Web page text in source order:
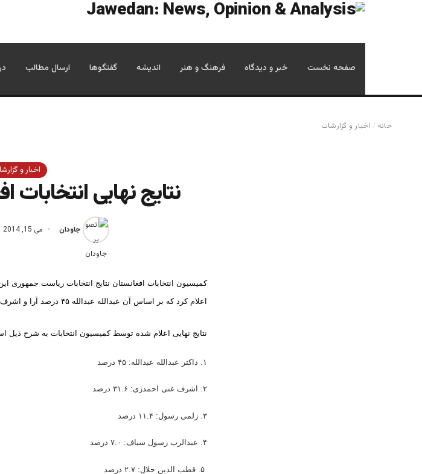
صفحه نخست خبر و دیدگاه فرهنگ و هنر اندیشه گفتگوها ارسال مطالب
خانه / اخبار و گزارشات
اخبار و
نتایج نهایی
جاودان می 15, 2014
کمیسیون انتخابات افغانستان نتایج انتخابات ریاست جمهوری
اعلام کرد که بر اساس آن عبدالله عبدالله ۴۵ درصد آرا و اشرف غنی احمد زی ۳۱.۶ درصد آرا به خود اختصاص دادند.
نتایج نهایی اعلام شده توسط کمیسیون انتخابات به شرح ذیل
۱. داکتر عبدالله عبدالله: ۴۵ درصد
۲. اشرف غنی احمدزی: ۳۱.۶ درصد
۳. زلمی رسول: ۱۱.۴ درصد
۴. عبدالرب رسول سیاف: ۷.۰ درصد